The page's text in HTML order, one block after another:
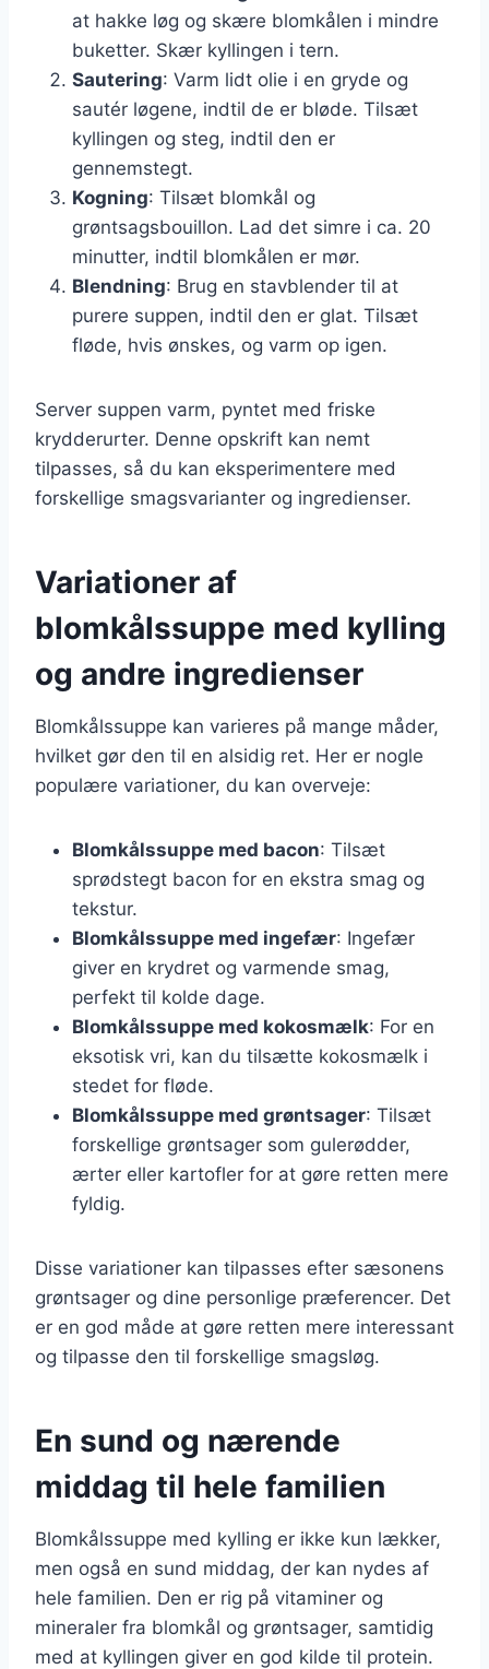
at hakke løg og skære blomkålen i mindre
buketter. Skær kyllingen i tern.
Sautering: Varm lidt olie i en gryde og
sautér løgene, indtil de er bløde. Tilsæt
kyllingen og steg, indtil den er
gennemstegt.
Kogning: Tilsæt blomkål og
grøntsagsbouillon. Lad det simre i ca. 20
minutter, indtil blomkålen er mør.
Blendning: Brug en stavblender til at
purere suppen, indtil den er glat. Tilsæt
fløde, hvis ønskes, og varm op igen.
Server suppen varm, pyntet med friske
krydderurter. Denne opskrift kan nemt
tilpasses, så du kan eksperimentere med
forskellige smagsvarianter og ingredienser.
Variationer af
blomkålssuppe med kylling
og andre ingredienser
Blomkålssuppe kan varieres på mange måder,
hvilket gør den til en alsidig ret. Her er nogle
populære variationer, du kan overveje:
Blomkålssuppe med bacon: Tilsæt
sprødstegt bacon for en ekstra smag og
tekstur.
Blomkålssuppe med ingefær: Ingefær
giver en krydret og varmende smag,
perfekt til kolde dage.
Blomkålssuppe med kokosmælk: For en
eksotisk vri, kan du tilsætte kokosmælk i
stedet for fløde.
Blomkålssuppe med grøntsager: Tilsæt
forskellige grøntsager som gulerødder,
ærter eller kartofler for at gøre retten mere
fyldig.
Disse variationer kan tilpasses efter sæsonens
grøntsager og dine personlige præferencer. Det
er en god måde at gøre retten mere interessant
og tilpasse den til forskellige smagsløg.
En sund og nærende
middag til hele familien
Blomkålssuppe med kylling er ikke kun lækker,
men også en sund middag, der kan nydes af
hele familien. Den er rig på vitaminer og
mineraler fra blomkål og grøntsager, samtidig
med at kyllingen giver en god kilde til protein.